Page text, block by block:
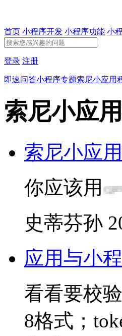
首页 小程序开发 小程序功能 小
登录 注册
即速问答小程序专题索尼小应用
索尼小应
索尼小应
你应该用
史蒂芬孙
应用与小
看看要校
8格式；